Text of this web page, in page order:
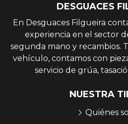
DESGUACES
En Desguaces Filgueira
experiencia en el sector
segunda mano y recambios.
vehículo, contamos con
servicio de grúa,
NUESTRA
Quiénes